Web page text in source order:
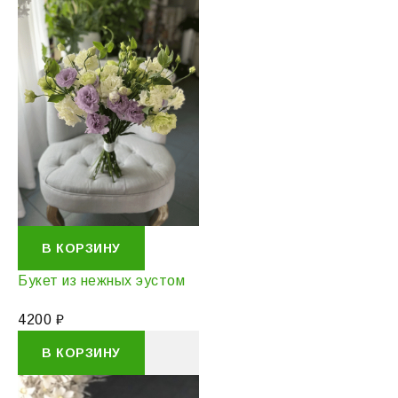
В КОРЗИНУ
Букет из нежных эустом
4200 ₽
В КОРЗИНУ